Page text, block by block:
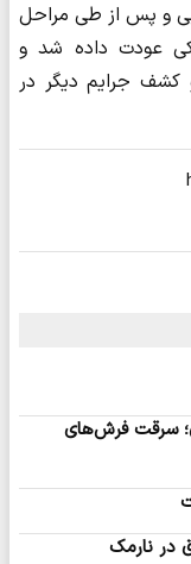
و پس از طی مراحل
عودت داده شد و
جرایم دیگر در
نیاوران؛ سرقت فرش‌های
در نارمک